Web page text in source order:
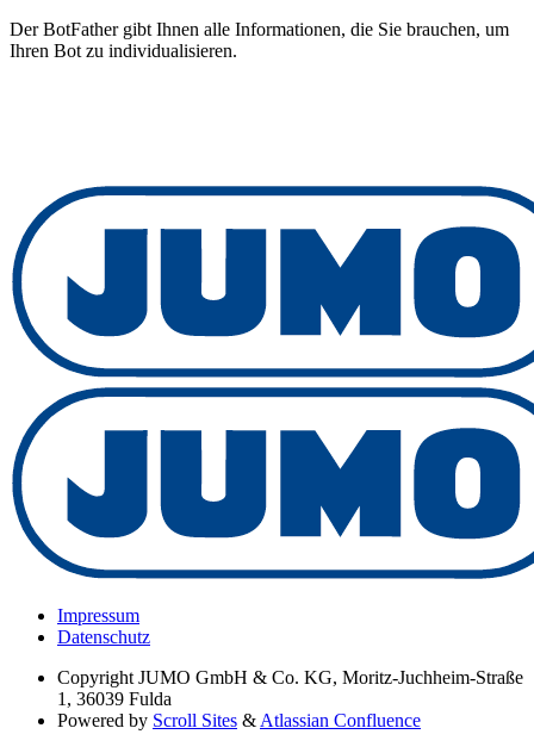
Der BotFather gibt Ihnen alle Informationen, die Sie brauchen, um
Ihren Bot zu individualisieren.
Impressum
Datenschutz
Copyright JUMO GmbH & Co. KG, Moritz-Juchheim-Straße
1, 36039 Fulda
Powered by Scroll Sites & Atlassian Confluence